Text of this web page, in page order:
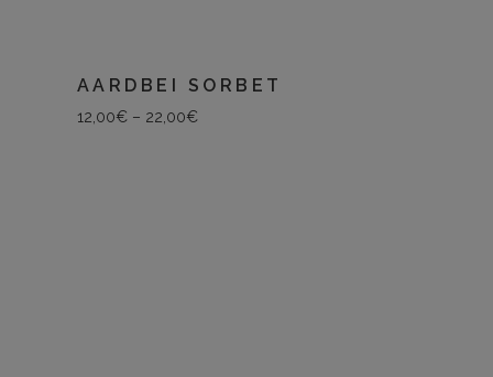
AARDBEI SORBET
12,00€– 22,00€